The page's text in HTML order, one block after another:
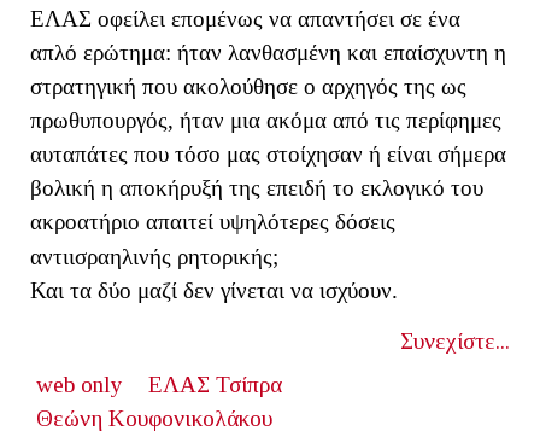
ΕΛΑΣ οφείλει επομένως να απαντήσει σε ένα
απλό ερώτημα: ήταν λανθασμένη και επαίσχυντη η
στρατηγική που ακολούθησε ο αρχηγός της ως
πρωθυπουργός, ήταν μια ακόμα από τις περίφημες
αυταπάτες που τόσο μας στοίχησαν ή είναι σήμερα
βολική η αποκήρυξή της επειδή το εκλογικό του
ακροατήριο απαιτεί υψηλότερες δόσεις
αντιισραηλινής ρητορικής;
Και τα δύο μαζί δεν γίνεται να ισχύουν.
Συνεχίστε...
web only
ΕΛΑΣ Τσίπρα
Θεώνη Κουφονικολάκου